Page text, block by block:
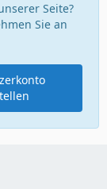
Seite?
Sie an